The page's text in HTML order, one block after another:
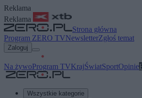
Reklama
Reklama
Strona główna
Program ZERO TVNewsletterZgłoś temat
Zaloguj
Na żywoProgram TVKrajŚwiatSportOpinie
Wszystkie kategorie